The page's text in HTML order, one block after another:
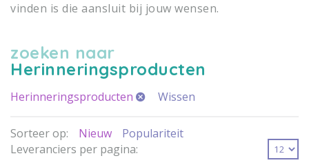
vinden is die aansluit bij jouw wensen.
zoeken naar
Herinneringsproducten
Herinneringsproducten Wissen
Sorteer op: Nieuw
Populariteit
Leveranciers per pagina: